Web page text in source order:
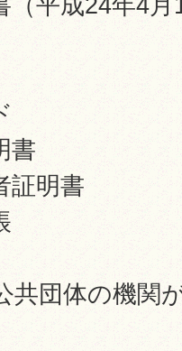
書
証明書
共団体の機関